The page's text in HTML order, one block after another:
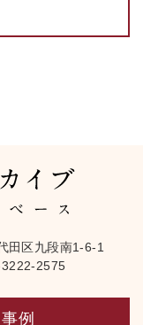
田区九段南1-6-1
2575
例